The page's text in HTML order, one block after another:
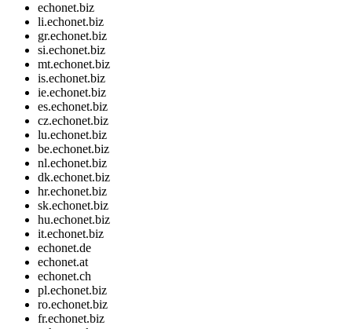
echonet.biz
li.echonet.biz
gr.echonet.biz
si.echonet.biz
mt.echonet.biz
is.echonet.biz
ie.echonet.biz
es.echonet.biz
cz.echonet.biz
lu.echonet.biz
be.echonet.biz
nl.echonet.biz
dk.echonet.biz
hr.echonet.biz
sk.echonet.biz
hu.echonet.biz
it.echonet.biz
echonet.de
echonet.at
echonet.ch
pl.echonet.biz
ro.echonet.biz
fr.echonet.biz